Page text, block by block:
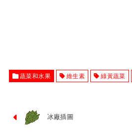
蔬菜和水果 維生素 綠黃蔬菜
冰廠插圖